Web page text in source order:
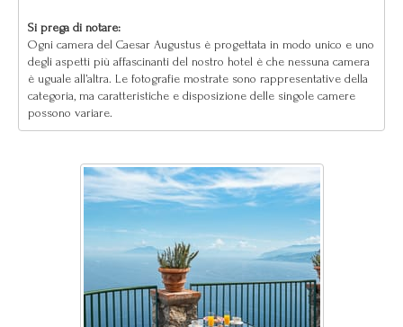
Si prega di notare:
Ogni camera del Caesar Augustus è progettata in modo unico e uno
degli aspetti più affascinanti del nostro hotel è che nessuna camera
è uguale all’altra. Le fotografie mostrate sono rappresentative della
categoria, ma caratteristiche e disposizione delle singole camere
possono variare.